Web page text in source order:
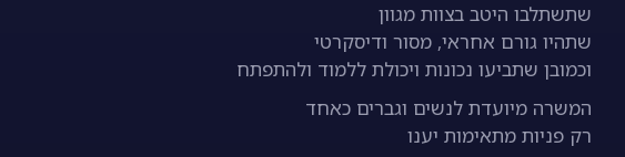
שתשתלבו היטב בצוות מגוון
שתהיו גורם אחראי, מסור ודיסקרטי
וכמובן שתביעו נכונות ויכולת ללמוד ולהתפתח
המשרה מיועדת לנשים וגברים כאחד
רק פניות מתאימות יענו